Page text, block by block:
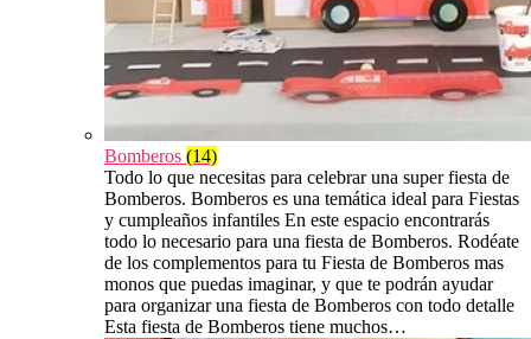
Bomberos (14)
Todo lo que necesitas para celebrar una super fiesta de
Bomberos. Bomberos es una temática ideal para Fiestas
y cumpleaños infantiles En este espacio encontrarás
todo lo necesario para una fiesta de Bomberos. Rodéate
de los complementos para tu Fiesta de Bomberos mas
monos que puedas imaginar, y que te podrán ayudar
para organizar una fiesta de Bomberos con todo detalle
Esta fiesta de Bomberos tiene muchos…